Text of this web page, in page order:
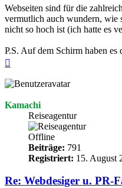
Webseiten sind für die
vermutlich auch wundern, wie
nicht so hoch ist (ich hatte es
P.S. Auf dem Schirm haben
Kamachi
Reiseagentur
Offline
Beiträge: 791
Registriert: 15. August
Re: Webdesiger u. PR-